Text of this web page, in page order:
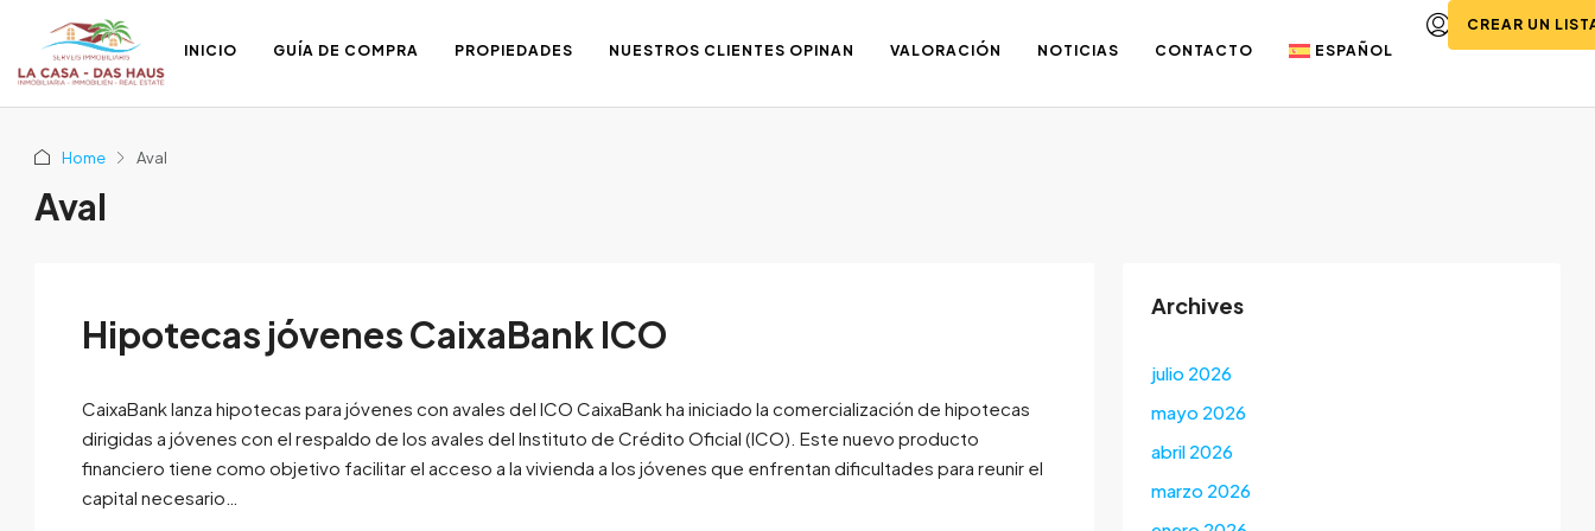
INICIO GUÍA DE COMPRA PROPIEDADES NUESTROS CLIENTES OPINAN VALORACIÓN NOTICIAS CONTACTO ESPAÑOL
CREAR UN
Home Aval
Aval
Hipotecas jóvenes CaixaBank ICO
CaixaBank lanza hipotecas para jóvenes con avales del ICO CaixaBank ha iniciado la comercialización de hipotecas
dirigidas a jóvenes con el respaldo de los avales del Instituto de Crédito Oficial (ICO). Este nuevo producto
financiero tiene como objetivo facilitar el acceso a la vivienda a los jóvenes que enfrentan dificultades para reunir el
capital necesario…
Archives
julio 2026
mayo 2026
abril 2026
marzo 2026